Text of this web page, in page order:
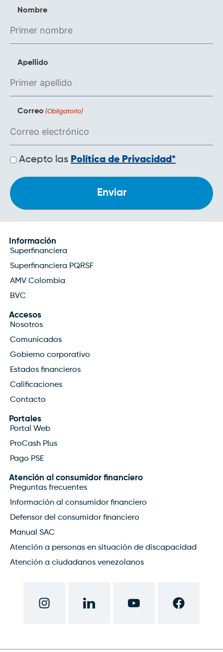
Nombre
Apellido
Correo (Obligatorio)
Políticas
de
Acepto las Política de Privacidad*
Información
Superfinanciera
Superfinanciera PQRSF
AMV Colombia
BVC
Accesos
Nosotros
Comunicados
Gobierno corporativo
Estados financieros
Calificaciones
Contacto
Portales
Portal Web
ProCash Plus
Pago PSE
Atención al consumidor financiero
Preguntas frecuentes
Información al consumidor financiero
Defensor del consumidor financiero
Manual SAC
Atención a personas en situación de discapacidad
Atención a ciudadanos venezolanos